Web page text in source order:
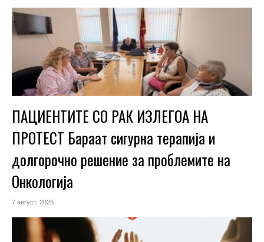
ПАЦИЕНТИТЕ СО РАК ИЗЛЕГОА НА
ПРОТЕСТ Бараат сигурна терапија и
долгорочно решение за проблемите на
Онкологија
7 август, 2026